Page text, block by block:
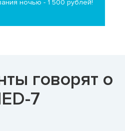
ночью - 1 500 рублей!
говорят о
7